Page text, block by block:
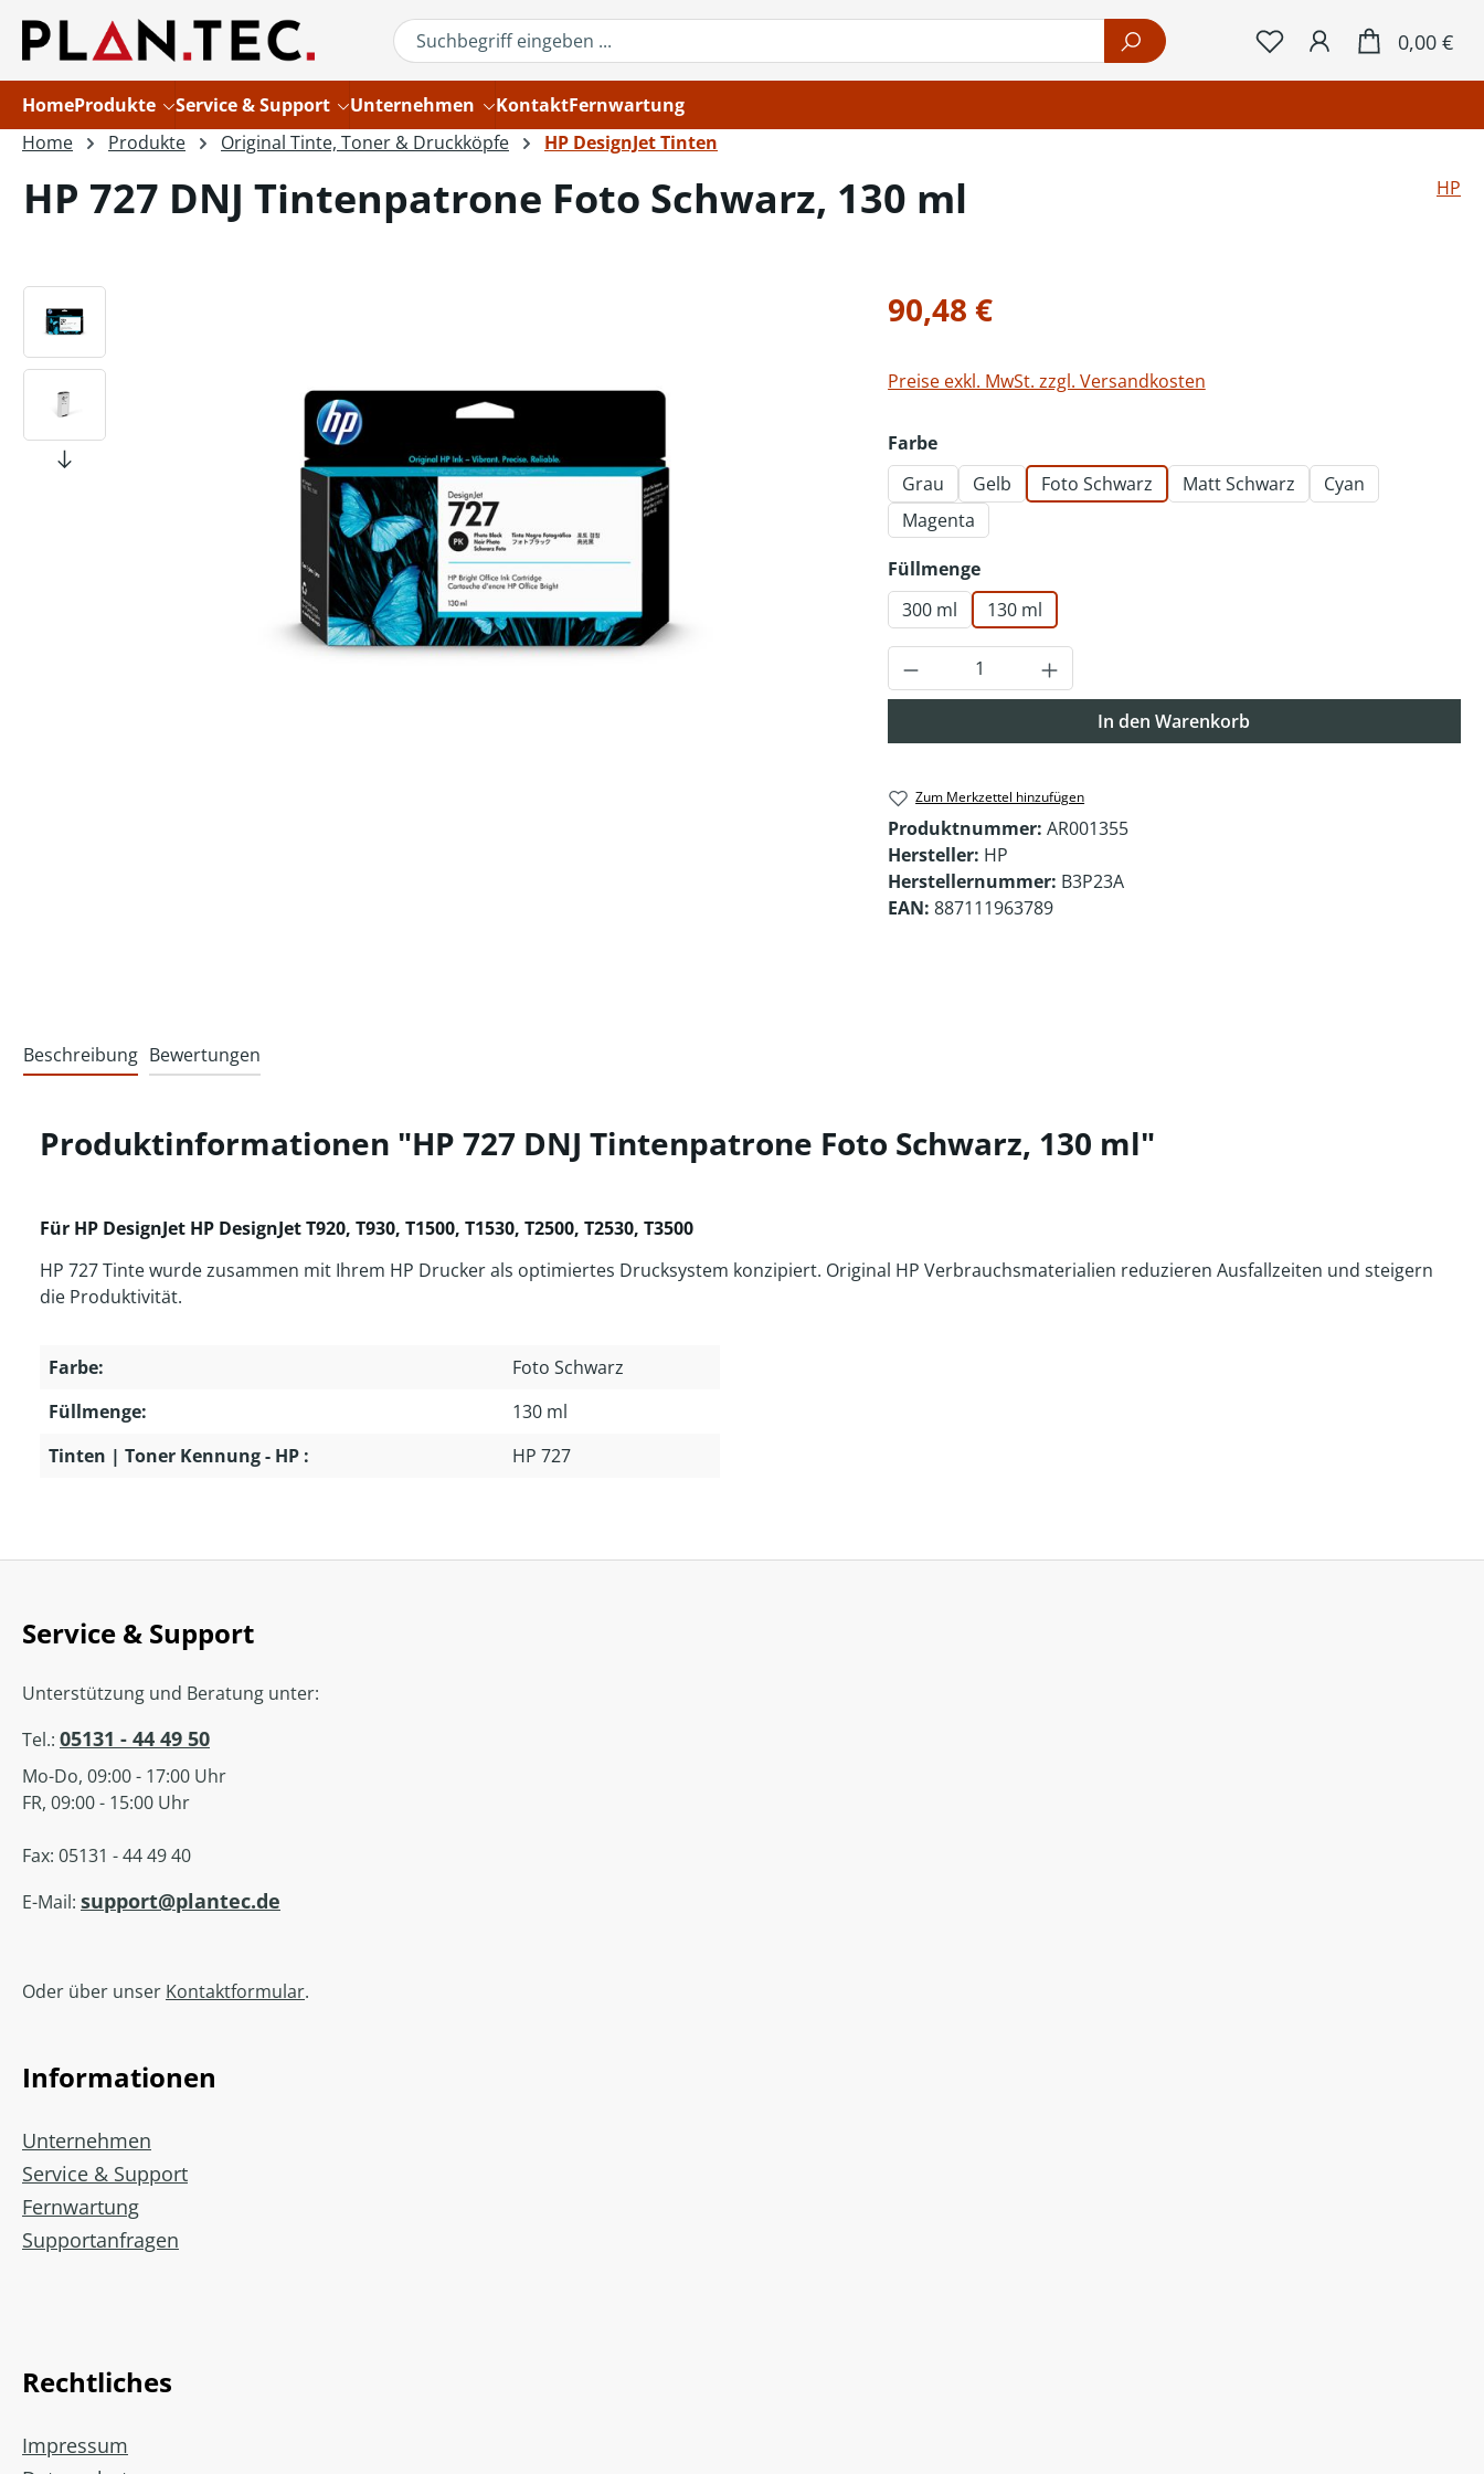
Hauptinhalt springen
Zur Suche springen
0,00 €
HomeProdukte Service & Support Unternehmen KontaktFernwartung
Home
Produkte Original Tinte, Toner & Druckköpfe HP DesignJet Tinten
HP 727 DNJ Tintenpatrone Foto Schwarz, 130 ml HP
Regulärer Preis:
90,48 €
Preise exkl. MwSt. zzgl. Versandkosten
Farbeauswählen
Grau
Gelb Foto Schwarz Matt Schwarz
Cyan
Magenta
Füllmengeauswählen
300 ml
130 ml
Produkt Anzahl: Gib den gewünschten Wert
In den Warenkorb
Zum Merkzettel hinzufügen
Produktnummer: AR001355
Hersteller: HP
Herstellernummer: B3P23A
EAN: 887111963789
Beschreibung Bewertungen
Produktinformationen "HP 727 DNJ Tintenpatrone Foto Schwarz, 130 ml"
Für HP DesignJet HP DesignJet T920, T930, T1500, T1530, T2500, T2530, T3500
HP 727 Tinte wurde zusammen mit Ihrem HP Drucker als optimiertes Drucksystem konzipiert. Original HP Verbrauchsmaterialien reduzieren Ausfallzeiten und steigern
die Produktivität.
Farbe:
Foto Schwarz
Füllmenge:
130 ml
Tinten | Toner Kennung - HP :
HP 727
Service & Support
Unterstützung und Beratung unter:
Tel.: 05131 - 44 49 50
Mo-Do, 09:00 - 17:00 Uhr
FR, 09:00 - 15:00 Uhr
Fax: 05131 - 44 49 40
E-Mail: support@plantec.de
Oder über unser Kontaktformular.
Informationen
Unternehmen
Service & Support
Fernwartung
Supportanfragen
Rechtliches
Impressum